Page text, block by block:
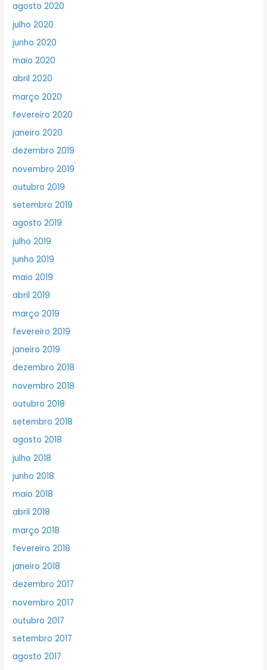
agosto 2020
julho 2020
junho 2020
maio 2020
abril 2020
março 2020
fevereiro 2020
janeiro 2020
dezembro 2019
novembro 2019
outubro 2019
setembro 2019
agosto 2019
julho 2019
junho 2019
maio 2019
abril 2019
março 2019
fevereiro 2019
janeiro 2019
dezembro 2018
novembro 2018
outubro 2018
setembro 2018
agosto 2018
julho 2018
junho 2018
maio 2018
abril 2018
março 2018
fevereiro 2018
janeiro 2018
dezembro 2017
novembro 2017
outubro 2017
setembro 2017
agosto 2017